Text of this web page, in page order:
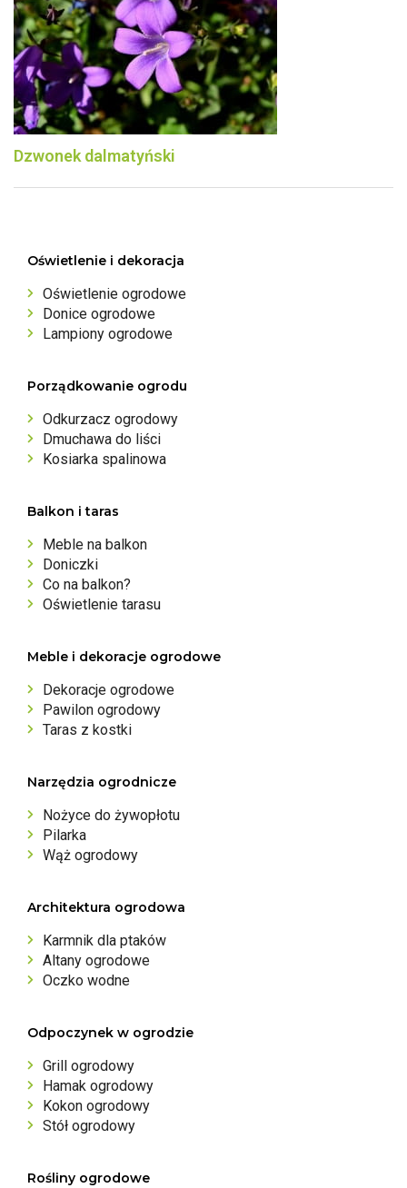
Dzwonek dalmatyński
Oświetlenie i dekoracja
Oświetlenie ogrodowe
Donice ogrodowe
Lampiony ogrodowe
Porządkowanie ogrodu
Odkurzacz ogrodowy
Dmuchawa do liści
Kosiarka spalinowa
Balkon i taras
Meble na balkon
Doniczki
Co na balkon?
Oświetlenie tarasu
Meble i dekoracje ogrodowe
Dekoracje ogrodowe
Pawilon ogrodowy
Taras z kostki
Narzędzia ogrodnicze
Nożyce do żywopłotu
Pilarka
Wąż ogrodowy
Architektura ogrodowa
Karmnik dla ptaków
Altany ogrodowe
Oczko wodne
Odpoczynek w ogrodzie
Grill ogrodowy
Hamak ogrodowy
Kokon ogrodowy
Stół ogrodowy
Rośliny ogrodowe